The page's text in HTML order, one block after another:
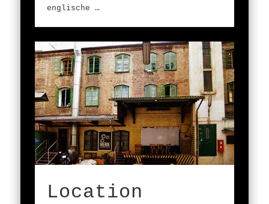
englische …
Location